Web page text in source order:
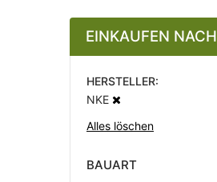
EINKAUFEN NACH
HERSTELLER
NKE
Alles löschen
BAUART